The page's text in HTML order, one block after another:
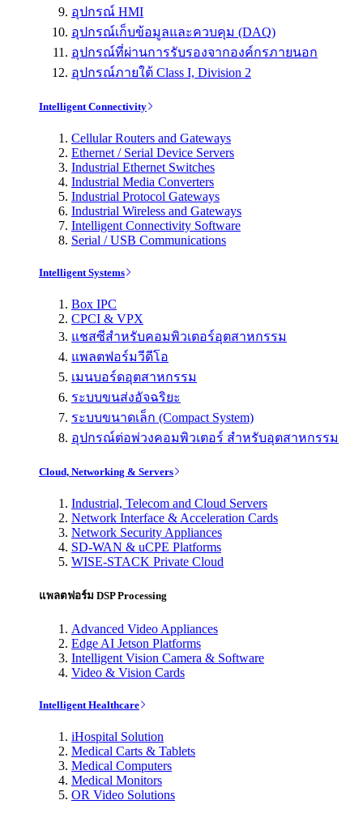
อุปกรณ์ HMI
อุปกรณ์เก็บข้อมูลและควบคุม (DAQ)
อุปกรณ์ที่ผ่านการรับรองจากองค์กรภายนอก
อุปกรณ์ภายใต้ Class I, Division 2
Intelligent Connectivity
Cellular Routers and Gateways
Ethernet / Serial Device Servers
Industrial Ethernet Switches
Industrial Media Converters
Industrial Protocol Gateways
Industrial Wireless and Gateways
Intelligent Connectivity Software
Serial / USB Communications
Intelligent Systems
Box IPC
CPCI & VPX
แชสซีสำหรับคอมพิวเตอร์อุตสาหกรรม
แพลตฟอร์มวีดีโอ
เมนบอร์ดอุตสาหกรรม
ระบบขนส่งอัจฉริยะ
ระบบขนาดเล็ก (Compact System)
อุปกรณ์ต่อพ่วงคอมพิวเตอร์ สำหรับอุตสาหกรรม
Cloud, Networking & Servers
Industrial, Telecom and Cloud Servers
Network Interface & Acceleration Cards
Network Security Appliances
SD-WAN & uCPE Platforms
WISE-STACK Private Cloud
แพลตฟอร์ม DSP Processing
Advanced Video Appliances
Edge AI Jetson Platforms
Intelligent Vision Camera & Software
Video & Vision Cards
Intelligent Healthcare
iHospital Solution
Medical Carts & Tablets
Medical Computers
Medical Monitors
OR Video Solutions